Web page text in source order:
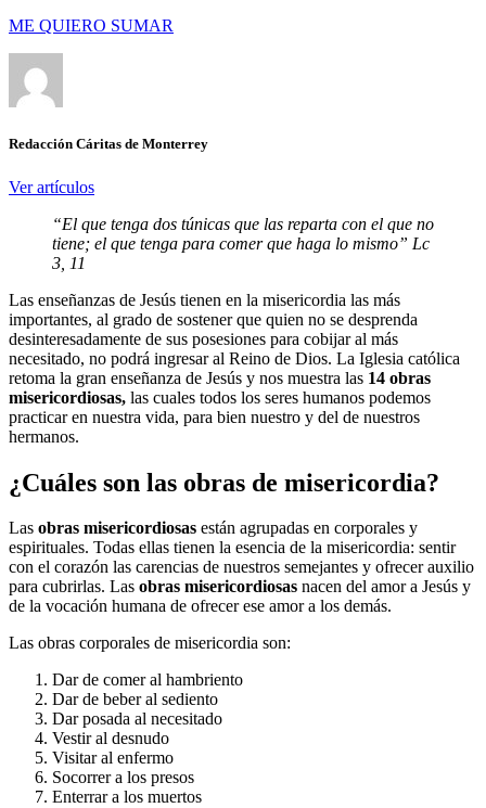
ME QUIERO SUMAR
Redacción Cáritas de Monterrey
Ver artículos
“El que tenga dos túnicas que las reparta con el que no
tiene; el que tenga para comer que haga lo mismo” Lc
3, 11
Las enseñanzas de Jesús tienen en la misericordia las más
importantes, al grado de sostener que quien no se desprenda
desinteresadamente de sus posesiones para cobijar al más
necesitado, no podrá ingresar al Reino de Dios. La Iglesia católica
retoma la gran enseñanza de Jesús y nos muestra las 14 obras
misericordiosas, las cuales todos los seres humanos podemos
practicar en nuestra vida, para bien nuestro y del de nuestros
hermanos.
¿Cuáles son las obras de misericordia?
Las obras misericordiosas están agrupadas en corporales y
espirituales. Todas ellas tienen la esencia de la misericordia: sentir
con el corazón las carencias de nuestros semejantes y ofrecer auxilio
para cubrirlas. Las obras misericordiosas nacen del amor a Jesús y
de la vocación humana de ofrecer ese amor a los demás.
Las obras corporales de misericordia son:
Dar de comer al hambriento
Dar de beber al sediento
Dar posada al necesitado
Vestir al desnudo
Visitar al enfermo
Socorrer a los presos
Enterrar a los muertos